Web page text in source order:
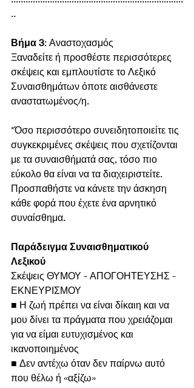
..
Βήμα 3: Αναστοχασμός
Ξαναδείτε ή προσθέστε περισσότερες
σκέψεις και εμπλουτίστε το Λεξικό
Συναισθημάτων όποτε αισθάνεστε
αναστατωμένος/η.
*Όσο περισσότερο συνειδητοποιείτε τις
συγκεκριμένες σκέψεις που σχετίζονται
με τα συναισθήματά σας, τόσο πιο
εύκολο θα είναι να τα διαχειριστείτε.
Προσπαθήστε να κάνετε την άσκηση
κάθε φορά που έχετε ένα αρνητικό
συναίσθημα.
Παράδειγμα Συναισθηματικού
Λεξικού
Σκέψεις ΘΥΜΟΥ - ΑΠΟΓΟΗΤΕΥΣΗΣ -
ΕΚΝΕΥΡΙΣΜΟΥ
■ Η ζωή πρέπει να είναι δίκαιη και να
μου δίνει τα πράγματα που χρειάζομαι
για να είμαι ευτυχισμένος και
ικανοποιημένος
■ Δεν αντέχω όταν δεν παίρνω αυτό
που θέλω ή «αξίζω»